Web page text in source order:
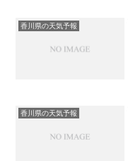
香川県の天気予報
香川県の天気予報